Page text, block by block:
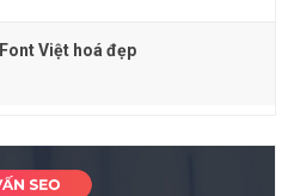
Việt hoá đẹp